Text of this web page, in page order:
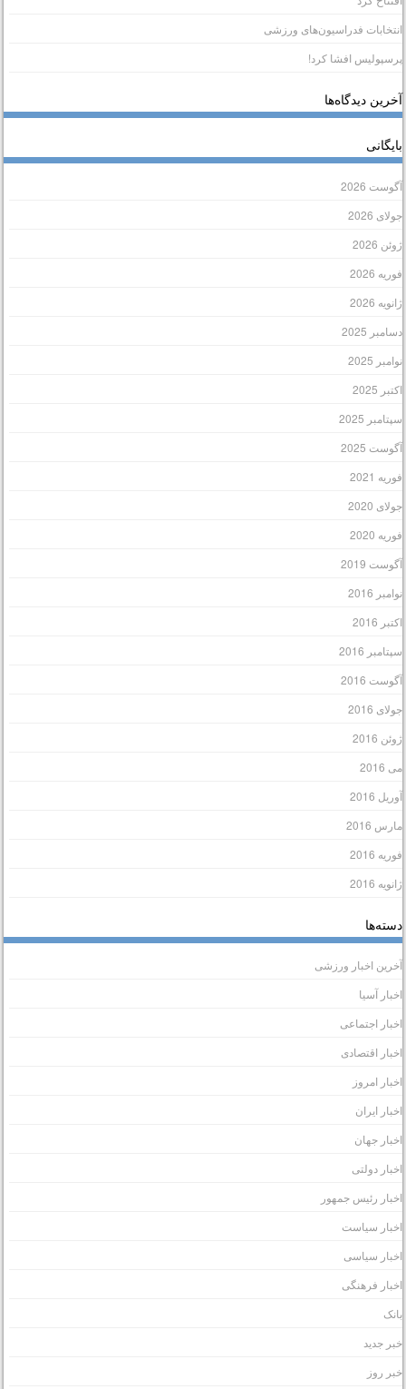
فدراسیون‌های ورزشی
افشا کرد!
دیدگاه‌ها
2026
2026
2026
2026
2026
2025
2025
2025
2025
2025
2021
2020
2020
2019
2016
2016
2016
2016
2016
2016
2016
2016
2016
2016
2016
اخبار ورزشی
آسیا
اجتماعی
اقتصادی
امروز
ایران
جهان
دولتی
رئیس جمهور
سیاست
سیاسی
فرهنگی
جدید
روز